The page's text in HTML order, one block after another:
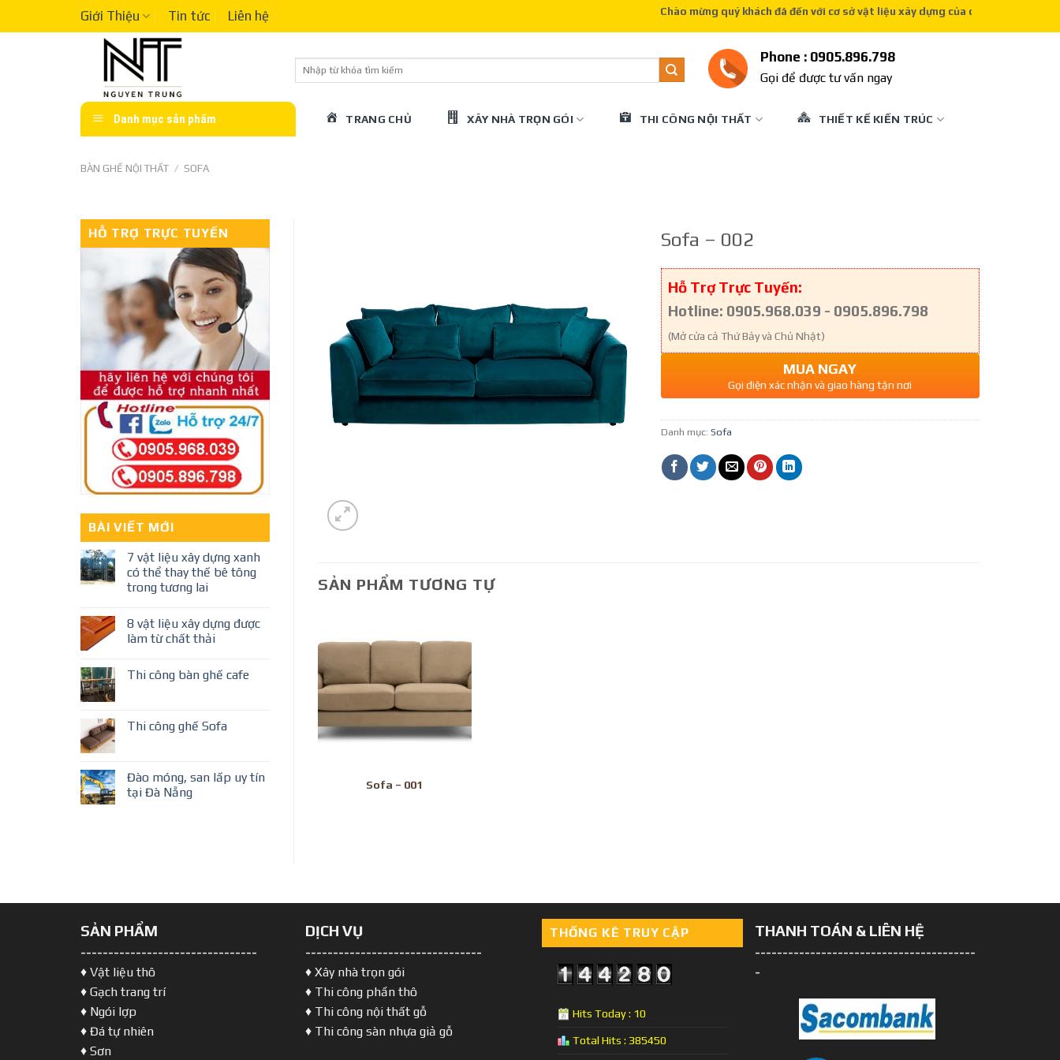
to
Giới Thiệu Tin tức Liên hệ Chào mừng quý khách đã đến với cơ sở vật liệu xây dựng của chúng tôi
Phone : 0905.896.798
Gọi để được tư vấn ngay
Danh mục sản phẩm TRANG CHỦ XÂY NHÀ TRỌN GÓI THI CÔNG NỘI THẤT THIẾT KẾ KIẾN TRÚC
BÀN GHẾ NỘI THẤT / SOFA
HỖ TRỢ TRỰC TUYẾN
BÀI VIẾT MỚI
7 vật liệu xây dựng xanh
có thể thay thế bê tông
trong tương lai
8 vật liệu xây dựng được
làm từ chất thải
Thi công bàn ghế cafe
Thi công ghế Sofa
Đào móng, san lấp uy tín
tại Đà Nẵng
Sofa – 002
Hỗ Trợ Trực Tuyến:
Hotline: 0905.968.039 - 0905.896.798
(Mở cửa cả Thứ Bảy và Chủ Nhật)
MUA NGAY
Gọi điện xác nhận và giao hàng tận nơi
Danh mục: Sofa
SẢN PHẨM TƯƠNG TỰ
Sofa – 001
SẢN PHẨM
--------------------------------
♦ Vật liệu thô
♦ Gạch trang trí
♦ Ngói lợp
♦ Đá tự nhiên
♦ Sơn
DỊCH VỤ
--------------------------------
♦ Xây nhà trọn gói
♦ Thi công phần thô
♦ Thi công nội thất gỗ
♦ Thi công sàn nhựa giả gỗ
THỐNG KÊ TRUY CẬP
Hits Today : 10
Total Hits : 385450
THANH TOÁN & LIÊN HỆ
----------------------------------------
-